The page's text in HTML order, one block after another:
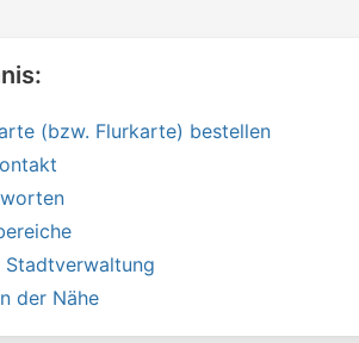
(bzw. Flurkarte) bestellen
der Nähe